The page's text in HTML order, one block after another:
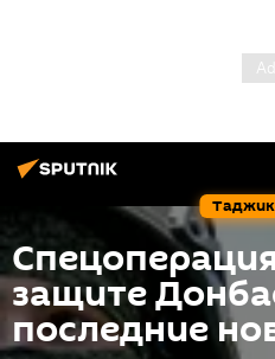
защите
последние